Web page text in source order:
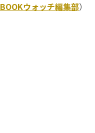
BOOKウォッチ編集部）